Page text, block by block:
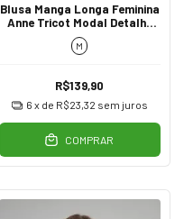
Blusa Manga Longa Feminina
Anne Tricot Modal Detalhe
Flor Rosa
M
R$139,90
6 x de R$23,32 sem juros
COMPRAR